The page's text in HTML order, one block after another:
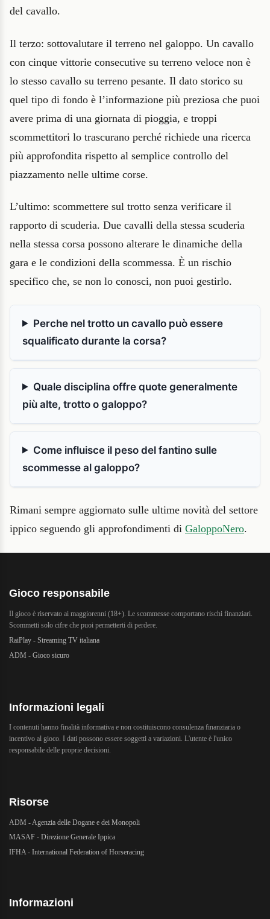
del cavallo.
Il terzo: sottovalutare il terreno nel galoppo. Un cavallo
con cinque vittorie consecutive su terreno veloce non è
lo stesso cavallo su terreno pesante. Il dato storico su
quel tipo di fondo è l’informazione più preziosa che puoi
avere prima di una giornata di pioggia, e troppi
scommettitori lo trascurano perché richiede una ricerca
più approfondita rispetto al semplice controllo del
piazzamento nelle ultime corse.
L’ultimo: scommettere sul trotto senza verificare il
rapporto di scuderia. Due cavalli della stessa scuderia
nella stessa corsa possono alterare le dinamiche della
gara e le condizioni della scommessa. È un rischio
specifico che, se non lo conosci, non puoi gestirlo.
Perche nel trotto un cavallo può essere
squalificato durante la corsa?
Quale disciplina offre quote generalmente
più alte, trotto o galoppo?
Come influisce il peso del fantino sulle
scommesse al galoppo?
Rimani sempre aggiornato sulle ultime novità del settore
ippico seguendo gli approfondimenti di GaloppoNero.
Gioco responsabile
Il gioco è riservato ai maggiorenni (18+). Le scommesse comportano rischi finanziari.
Scommetti solo cifre che puoi permetterti di perdere.
RaiPlay - Streaming TV italiana
ADM - Gioco sicuro
Informazioni legali
I contenuti hanno finalità informativa e non costituiscono consulenza finanziaria o
incentivo al gioco. I dati possono essere soggetti a variazioni. L'utente è l'unico
responsabile delle proprie decisioni.
Risorse
ADM - Agenzia delle Dogane e dei Monopoli
MASAF - Direzione Generale Ippica
IFHA - International Federation of Horseracing
Informazioni